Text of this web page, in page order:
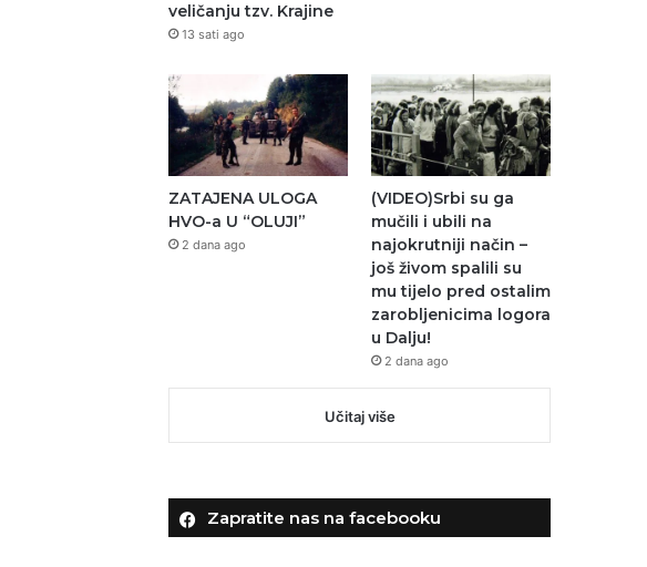
veličanju tzv. Krajine
13 sati ago
ZATAJENA ULOGA
HVO-a U “OLUJI”
2 dana ago
(VIDEO)Srbi su ga
mučili i ubili na
najokrutniji način –
još živom spalili su
mu tijelo pred ostalim
zarobljenicima logora
u Dalju!
2 dana ago
Učitaj više
Zapratite nas na facebooku